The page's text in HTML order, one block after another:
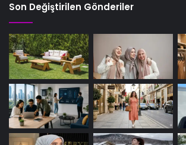
Son Değiştirilen Gönderiler